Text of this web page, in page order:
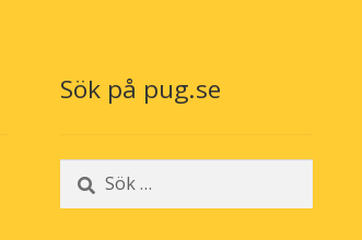
Sök på pug.se
Sök
efter: